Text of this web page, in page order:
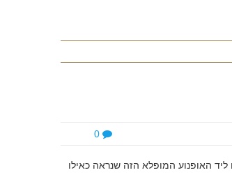
ליד האופנוע המופלא הזה שנראה כאילו